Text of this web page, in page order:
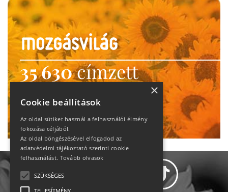
35 630címzett
heti motiváció
Ne maradj le!
×
Cookie beállítások
Az oldal sütiket használ a felhasználói élmény
fokozása céljából.
Az oldal böngészésével elfogadod az
adatvédelmi tájékoztató szerinti cookie
felhasználást. Tovább olvasok
SZÜKSÉGES